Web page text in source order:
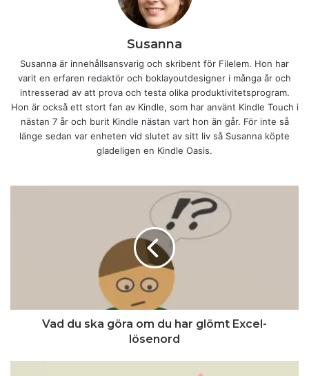
Susanna
Susanna är innehållsansvarig och skribent för Filelem. Hon har
varit en erfaren redaktör och boklayoutdesigner i många år och
intresserad av att prova och testa olika produktivitetsprogram.
Hon är också ett stort fan av Kindle, som har använt Kindle Touch i
nästan 7 år och burit Kindle nästan vart hon än går. För inte så
länge sedan var enheten vid slutet av sitt liv så Susanna köpte
gladeligen en Kindle Oasis.
Vad du ska göra om du har glömt Excel-
lösenord